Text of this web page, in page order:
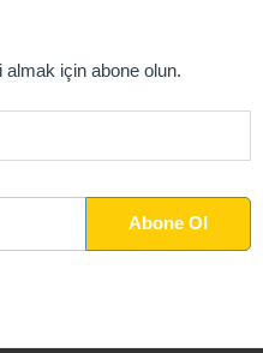
almak için abone olun.